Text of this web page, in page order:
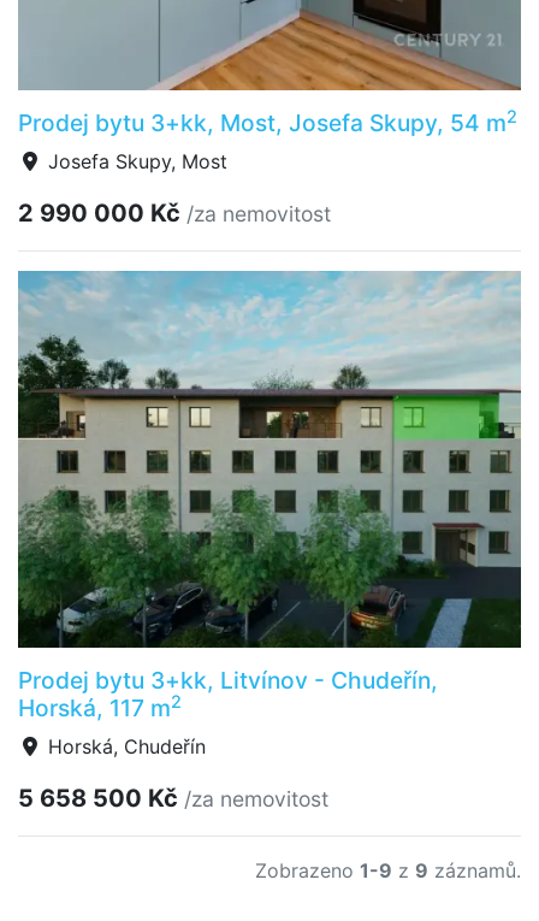
Prodej bytu 3+kk, Most, Josefa Skupy, 54 m2
Josefa Skupy, Most
2 990 000 Kč /za nemovitost
Prodej bytu 3+kk, Litvínov - Chudeřín,
Horská, 117 m2
Horská, Chudeřín
5 658 500 Kč /za nemovitost
Zobrazeno 1-9 z 9 záznamů.